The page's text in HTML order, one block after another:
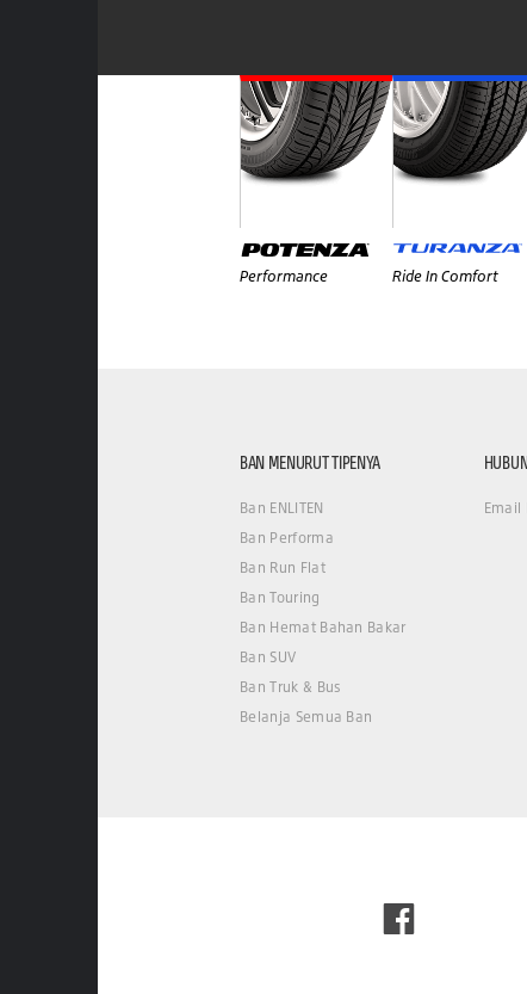
Performance Ride In Comfort
BAN MENURUT TIPENYA
Ban ENLITEN
Ban Performa
Ban Run Flat
Ban Touring
Ban Hemat Bahan Bakar
Ban SUV
Ban Truk & Bus
Belanja Semua Ban
Email